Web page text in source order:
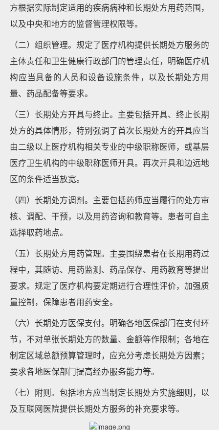
方根据实际制定适用的疾病病种和长期处方用药范围，
以及中央和地方的监督管理权限等。
（二）组织管理。规定了医疗机构提供长期处方服务的
主体责任和卫生健康行政部门的管理责任，明确医疗机
构应当具备的人员和设备设施条件，以及长期处方用
量、药品配备等要求。
（三）长期处方开具与终止。主要包括开具、终止长期
处方的具体情形，特别强调了首次长期处方的开具应当
由二级以上医疗机构相关专业的中级职称医师，或基层
医疗卫生机构的中级职称医师开具。再次开具和边远地
区的条件适当放宽。
（四）长期处方调剂。主要包括药师应当履行的处方审
核、调配、干预，以及用药咨询和教育等。患者可自主
选择取药地点。
（五）长期处方用药管理。主要围绕患者在长期用药过
程中，其随访、用药监测、药品保存、用药教育等提出
要求。规定了医疗机构要定期进行合理性评价，加强质
量控制，保障患者用药安全。
（六）长期处方医保支付。明确各地医保部门在支付环
节，不对单张长期处方的数量、金额等作限制；各地在
制定区域总额预算管理时，应充分考虑长期处方因素；
要求各地医保部门提高经办服务能力等。
（七）附则。包括地方应当制定长期处方实施细则，以
及互联网医院提供长期处方服务的补充要求等。